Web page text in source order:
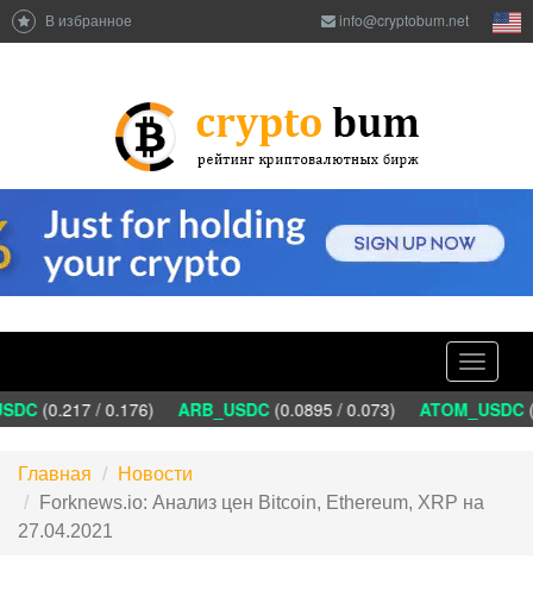
В избранное info@cryptobum.net
Toggle
(0.217 / 0.176) ARB_USDC(0.0895 / 0.073) ATOM_USDC
Главная
Новости
Forknews.io: Анализ цен Bitcoin, Ethereum, XRP на
27.04.2021